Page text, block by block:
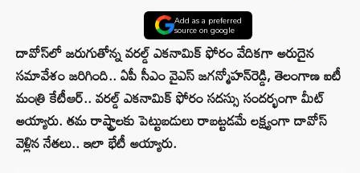
Add as a preferred
source on google
దావోస్‌లో జరుగుతోన్న వరల్డ్‌ ఎకనామిక్‌ ఫోరం వేదికగా అరుదైన
సమావేశం జరిగింది.. ఏపీ సీఎం వైఎస్‌ జగన్మోహన్‌రెడ్డి, తెలంగాణ ఐటీ
మంత్రి కేటీఆర్‌.. వరల్డ్‌ ఎకనామిక్‌ ఫోరం సదస్సు సందర్భంగా మీట్‌
అయ్యారు. తమ రాష్ట్రాలకు పెట్టుబడులు రాబట్టడమే లక్ష్యంగా దావోస్‌
వెళ్లిన నేతలు.. ఇలా భేటీ అయ్యారు.